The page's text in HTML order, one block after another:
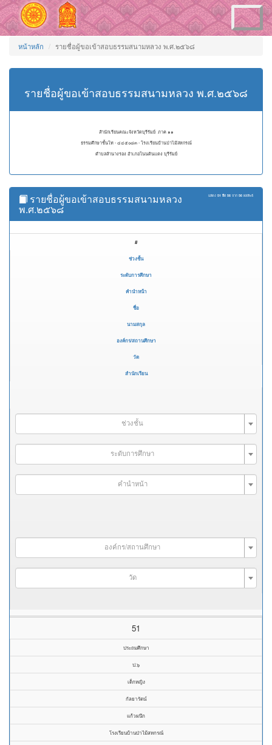
Toggle
navigation
หน้าหลัก รายชื่อผู้ขอเข้าสอบธรรมสนามหลวง พ.ศ.๒๕๖๘
รายชื่อผู้ขอเข้าสอบธรรมสนามหลวง พ.ศ.๒๕๖๘
สำนักเรียนคณะจังหวัดบุรีรัมย์ ภาค ๑๑
ธรรมศึกษาชั้นโท - ๔๔๕๐๘๓ - โรงเรียนบ้านป่าไม้สหกรณ์
ตำบลลำนางรอง อำเภอโนนดินแดง บุรีรัมย์
แสดง 51 ถึง 56 จาก 56 ผลลัพธ์
รายชื่อผู้ขอเข้าสอบธรรมสนามหลวง
พ.ศ.๒๕๖๘
#
ช่วงชั้น
ระดับการศึกษา
คำนำหน้า
ชื่อ
นามสกุล
องค์กร/สถานศึกษา
วัด
สำนักเรียน
ช่วงชั้น
ระดับการศึกษา
คำนำหน้า
องค์กร/สถานศึกษา
วัด
51
ประถมศึกษา
ป.๖
เด็กหญิง
กัลยารัตน์
แก้วผนึก
โรงเรียนบ้านป่าไม้สหกรณ์